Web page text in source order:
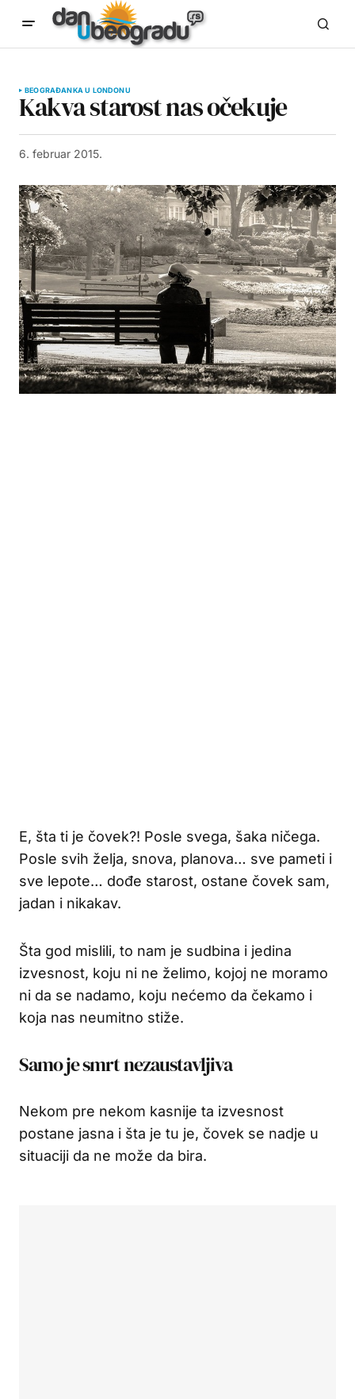
BEOGRAĐANKA U LONDONU
Kakva starost nas očekuje
6. februar 2015.
E, šta ti je čovek?! Posle svega, šaka ničega.
Posle svih želja, snova, planova… sve pameti i
sve lepote… dođe starost, ostane čovek sam,
jadan i nikakav.
Šta god mislili, to nam je sudbina i jedina
izvesnost, koju ni ne želimo, kojoj ne moramo
ni da se nadamo, koju nećemo da čekamo i
koja nas neumitno stiže.
Samo je smrt nezaustavljiva
Nekom pre nekom kasnije ta izvesnost
postane jasna i šta je tu je, čovek se nadje u
situaciji da ne može da bira.